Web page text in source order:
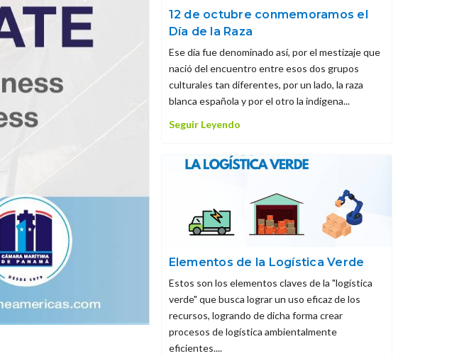
12 de octubre conmemoramos el
Día de la Raza
Ese día fue denominado así, por el mestizaje que
nació del encuentro entre esos dos grupos
culturales tan diferentes, por un lado, la raza
blanca española y por el otro la indígena...
Seguir Leyendo
Elementos de la Logística Verde
Estos son los elementos claves de la "logística
verde" que busca lograr un uso eficaz de los
recursos, logrando de dicha forma crear
procesos de logística ambientalmente
eficientes....